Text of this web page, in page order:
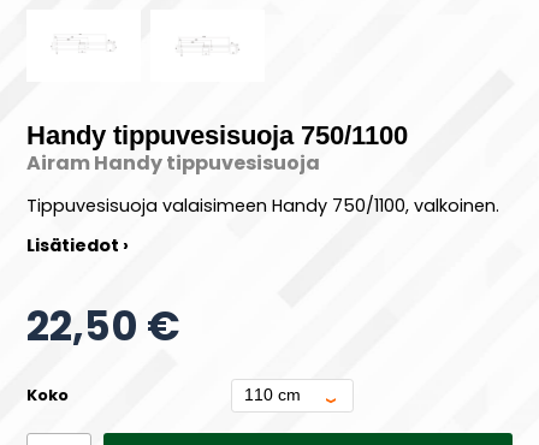
Handy tippuvesisuoja 750/1100
Airam Handy tippuvesisuoja
Tippuvesisuoja valaisimeen Handy 750/1100, valkoinen.
Lisätiedot ›
22,50 €
Koko